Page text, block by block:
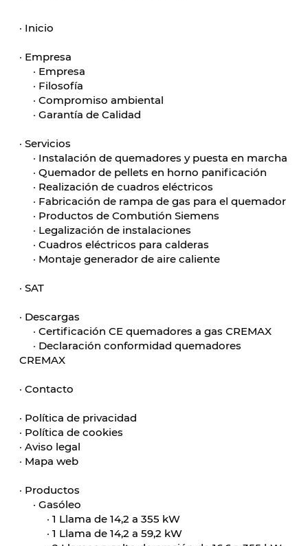
· Inicio
· Empresa
· Empresa
· Filosofía
·Compromiso ambiental
·Garantía de Calidad
·Servicios
· Instalación de quemadores y puesta en marcha
·Quemador de pellets en horno panificación
· Realización de cuadros eléctricos
· Fabricación de rampa de gas para el quemador
· Productos de Combutión Siemens
· Legalización de instalaciones
·Cuadros eléctricos para calderas
· Montaje generador de aire caliente
·SAT
· Descargas
·Certificación CE quemadores a gas CREMAX
· Declaración conformidad quemadores
CREMAX
·Contacto
· Política de privacidad
· Política de cookies
·Aviso legal
· Mapa web
· Productos
·Gasóleo
·1 Llama de 14,2 a 355 kW
·1 Llama de 14,2 a 59,2 kW